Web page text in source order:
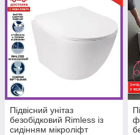
Підвісний унітаз
безобідковий Rimless із
сидінням мікроліфт